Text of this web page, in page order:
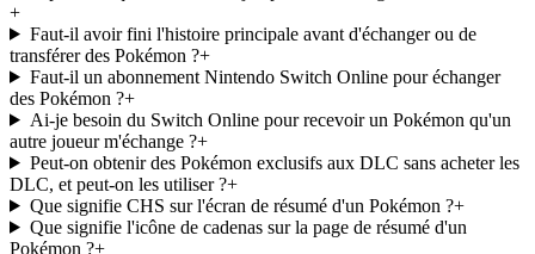
+
Faut-il avoir fini l'histoire principale avant d'échanger ou de
transférer des Pokémon ?+
Faut-il un abonnement Nintendo Switch Online pour échanger
des Pokémon ?+
Ai-je besoin du Switch Online pour recevoir un Pokémon qu'un
autre joueur m'échange ?+
Peut-on obtenir des Pokémon exclusifs aux DLC sans acheter les
DLC, et peut-on les utiliser ?+
Que signifie CHS sur l'écran de résumé d'un Pokémon ?+
Que signifie l'icône de cadenas sur la page de résumé d'un
Pokémon ?+